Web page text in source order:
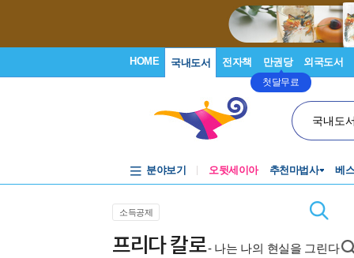
HOME 국내도서 전자책 만권당
첫달무료
외국도서
국내도
분야보기 오뒷세이아 추천마법사 베
소득공제
프리다 칼로- 나는 나의 현실을 그린다